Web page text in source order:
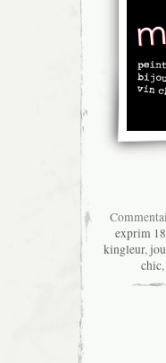
exprim 18
kingleur,
chic,